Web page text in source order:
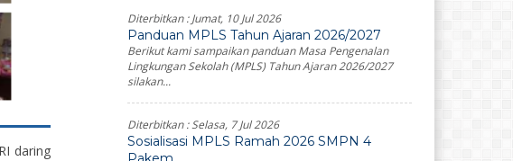
daring
Diterbitkan :Jumat, 10 Jul 2026
Panduan MPLS Tahun Ajaran 2026/2027
Berikut kami sampaikan panduan Masa Pengenalan
Lingkungan Sekolah (MPLS) Tahun Ajaran 2026/2027
silakan...
Diterbitkan :Selasa, 7 Jul 2026
Sosialisasi MPLS Ramah 2026 SMPN 4